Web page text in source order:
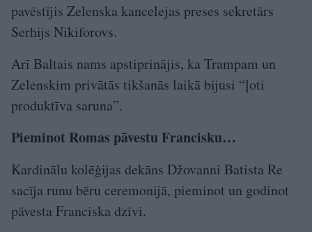
pavēstījis Zelenska kancelejas preses sekretārs
Serhijs Nikiforovs.
Arī Baltais nams apstiprinājis, ka Trampam un
Zelenskim privātās tikšanās laikā bijusi “ļoti
produktīva saruna”.
Pieminot Romas pāvestu Francisku…
Kardinālu kolēģijas dekāns Džovanni Batista Re
sacīja runu bēru ceremonijā, pieminot un godinot
pāvesta Franciska dzīvi.